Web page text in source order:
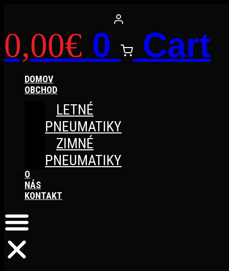
0,00€ 0 Cart
DOMOV
OBCHOD
LETNÉ
PNEUMATIKY
ZIMNÉ
PNEUMATIKY
O
NÁS
KONTAKT